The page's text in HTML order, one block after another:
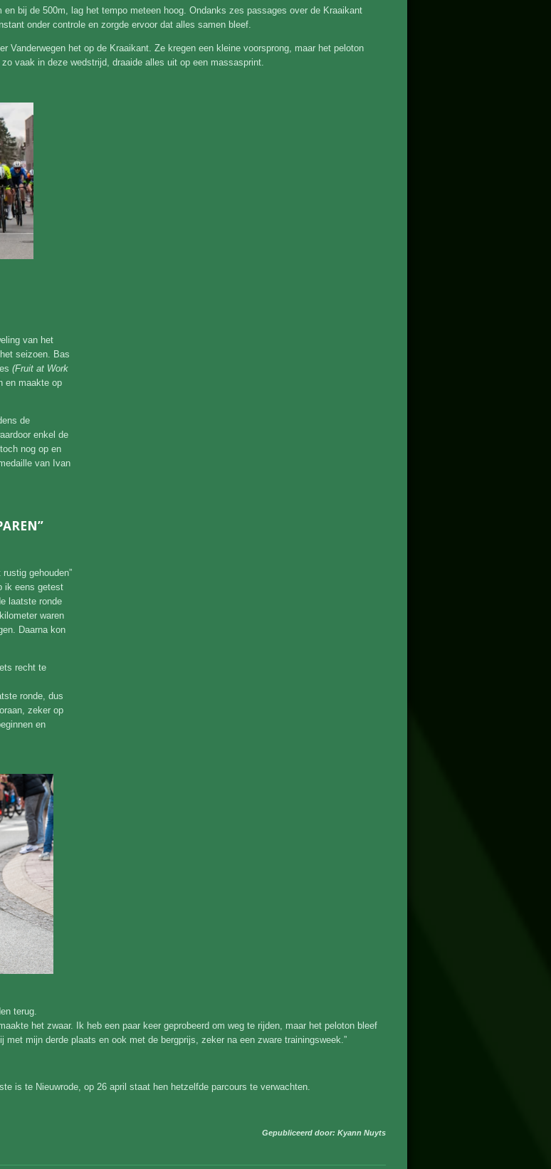
bij de 500m, lag het tempo meteen hoog. Ondanks zes passages over de Kraaikant
onder controle en zorgde ervoor dat alles samen bleef.
Vanderwegen het op de Kraaikant. Ze kregen een kleine voorsprong, maar het peloton
vaak in deze wedstrijd, draaide alles uit op een massasprint.
van het
seizoen. Bas
(Fruit at Work
en maakte op
de
enkel de
nog op en
van Ivan
gehouden”
ik eens getest
laatste ronde
waren
Daarna kon
recht te
ronde, dus
zeker op
en
terug.
het zwaar. Ik heb een paar keer geprobeerd om weg te rijden, maar het peloton bleef
mijn derde plaats en ook met de bergprijs, zeker na een zware trainingsweek.”
is te Nieuwrode, op 26 april staat hen hetzelfde parcours te verwachten.
Gepubliceerd door: Kyann Nuyts